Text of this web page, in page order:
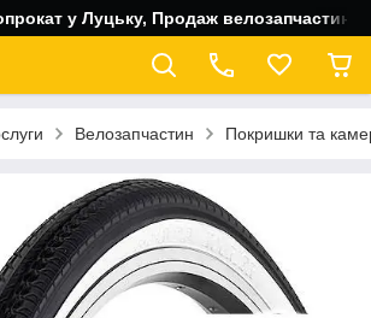
у Луцьку, Продаж велозапчастин,
Велозапчастин Покришки та